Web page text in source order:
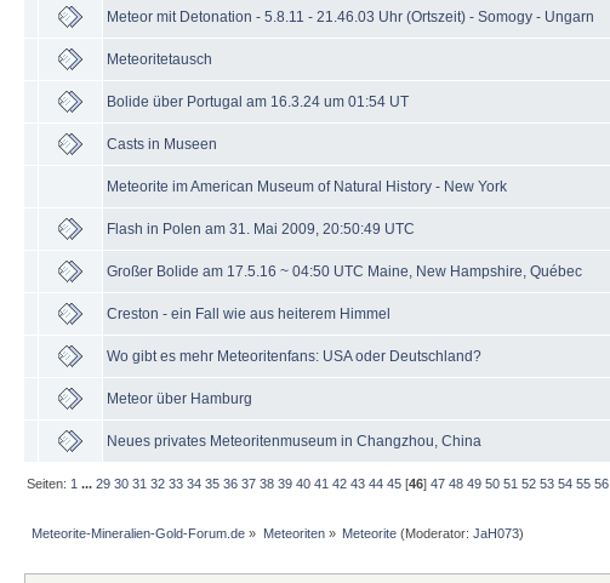
Meteor mit Detonation - 5.8.11 - 21.46.03 Uhr (Ortszeit) - Somogy - Ungarn
Meteoritetausch
Bolide über Portugal am 16.3.24 um 01:54 UT
Casts in Museen
Meteorite im American Museum of Natural History - New York
Flash in Polen am 31. Mai 2009, 20:50:49 UTC
Großer Bolide am 17.5.16 ~ 04:50 UTC Maine, New Hampshire, Québec
Creston - ein Fall wie aus heiterem Himmel
Wo gibt es mehr Meteoritenfans: USA oder Deutschland?
Meteor über Hamburg
Neues privates Meteoritenmuseum in Changzhou, China
Seiten: 1 ...29 30 31 32 33 34 35 36 37 38 39 40 41 42 43 44 45 [46]47 48 49 50 51 52 53 54 55 56
Meteorite-Mineralien-Gold-Forum.de » Meteoriten» Meteorite(Moderator: JaH073)